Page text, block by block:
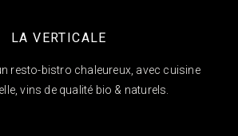
LA VERTICALE
resto-bistro chaleureux, avec cuisine
vins de qualité bio & naturels.